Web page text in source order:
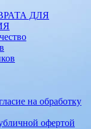
ДЛЯ
на обработку
офертой